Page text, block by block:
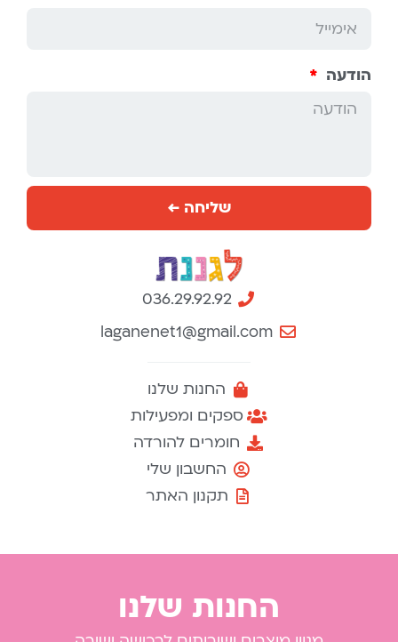
036.29.92.92
laganenet1@gmail.com
החנות שלנו
ספקים ומפעילות
חומרים להורדה
החשבון שלי
תקנון האתר
הודעה
שליחה ←
החנות שלנו